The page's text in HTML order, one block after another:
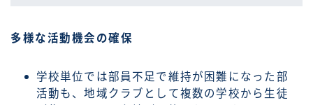
多様な活動機会の確保
学校単位では部員不足で維持が困難になった部
活動も、地域クラブとして複数の学校から生徒